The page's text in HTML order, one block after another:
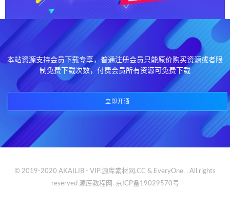
本站资源支持会员下载专享，普通注册会员只能原价购买资源或者限
制免费下载次数，付费会员所有资源可免费下载
立即开通
© 2019-2020 AKAILIB - VIP.源库素材网.CC & EveryOne. . All rights
reserved 源库教程网. 京ICP备19029570号